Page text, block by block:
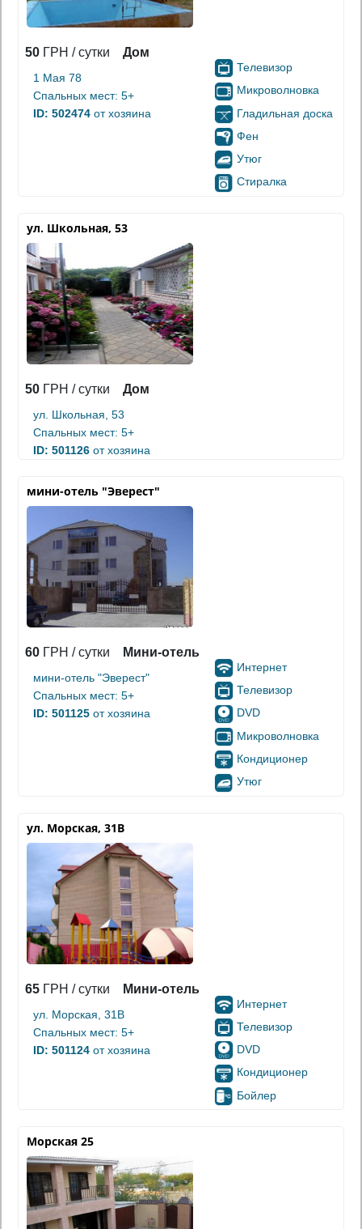
50 ГРН / сутки Дом
1 Мая 78
Спальных мест: 5+
ID: 502474 от хозяина
Телевизор
Микроволновка
Гладильная доска
Фен
Утюг
Стиралка
ул. Школьная, 53
50 ГРН / сутки Дом
ул. Школьная, 53
Спальных мест: 5+
ID: 501126 от хозяина
мини-отель "Эверест"
60 ГРН / сутки Мини-отель
мини-отель "Эверест"
Спальных мест: 5+
ID: 501125 от хозяина
Интернет
Телевизор
DVD
Микроволновка
Кондиционер
Утюг
ул. Морская, 31В
65 ГРН / сутки Мини-отель
ул. Морская, 31В
Спальных мест: 5+
ID: 501124 от хозяина
Интернет
Телевизор
DVD
Кондиционер
Бойлер
Морская 25